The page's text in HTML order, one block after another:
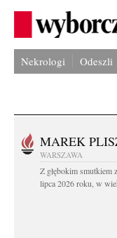
Nekrologi Odeszli
MAREK
WARSZAWA
Z głębokim smutkiem
lipca 2026 roku, w